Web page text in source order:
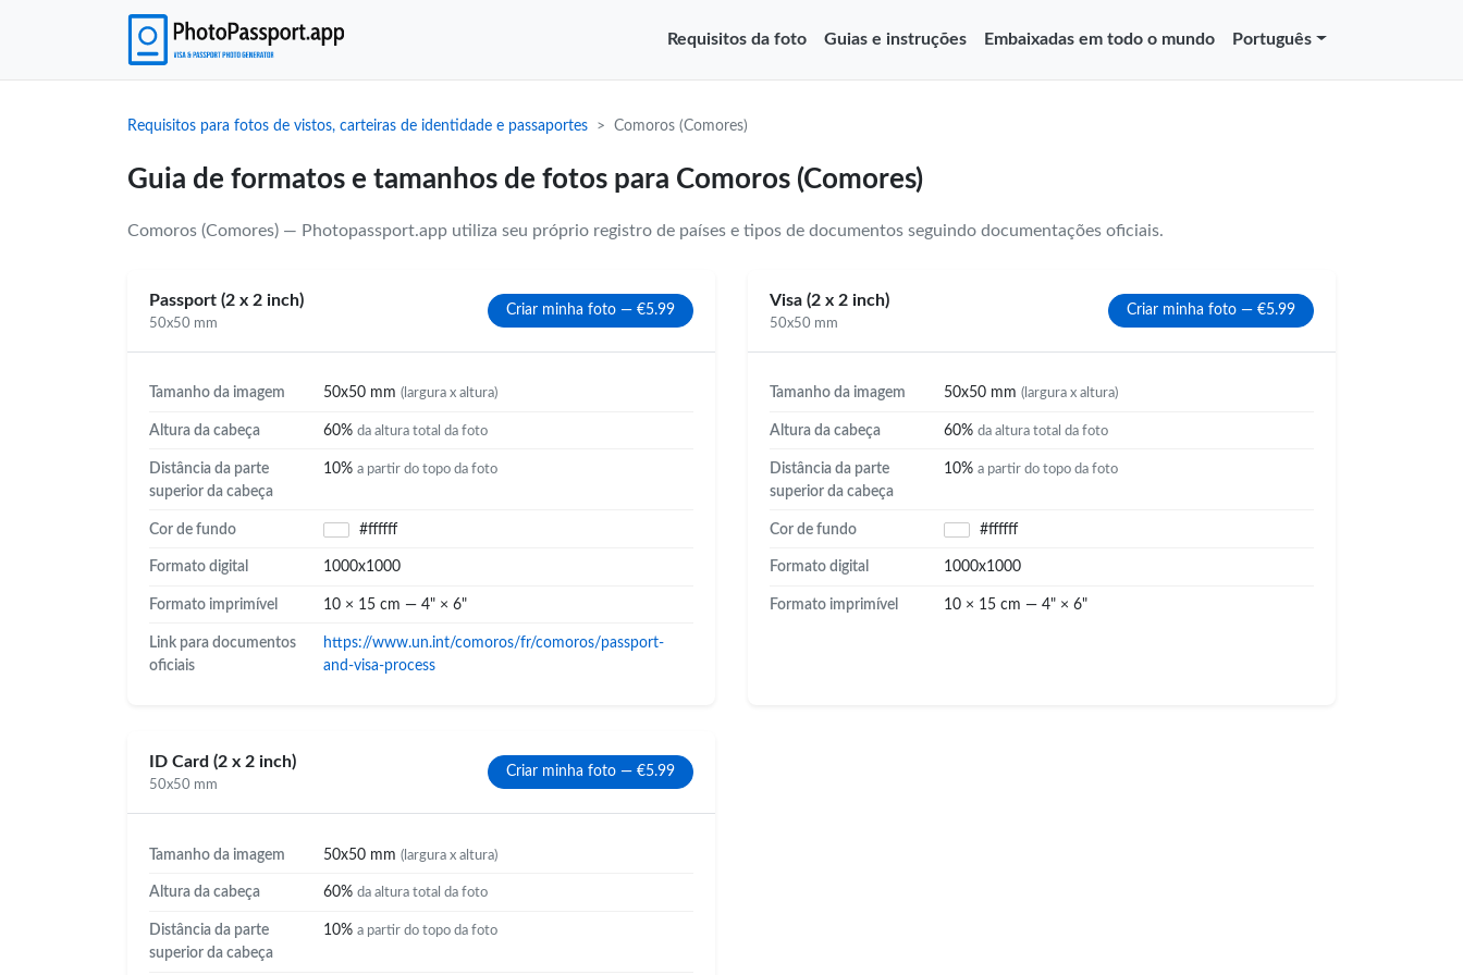
Requisitos da foto Guias e instruções Embaixadas em todo o mundo Português
Requisitos para fotos de vistos, carteiras de identidade e passaportes Comoros (Comores)
Guia de formatos e tamanhos de fotos para Comoros (Comores)
Comoros (Comores) — Photopassport.app utiliza seu próprio registro de países e tipos de documentos seguindo documentações oficiais.
Passport (2 x 2 inch)
50x50 mm
Criar minha foto — €5.99
Tamanho da imagem 50x50 mm (largura x altura)
Altura da cabeça 60% da altura total da foto
Distância da parte
superior da cabeça
10% a partir do topo da foto
Cor de fundo #ffffff
Formato digital 1000x1000
Formato imprimível 10 × 15 cm — 4" × 6"
Link para documentos
oficiais
https://www.un.int/comoros/fr/comoros/passport-
and-visa-process
Visa (2 x 2 inch)
50x50 mm
Criar minha foto — €5.99
Tamanho da imagem 50x50 mm (largura x altura)
Altura da cabeça 60% da altura total da foto
Distância da parte
superior da cabeça
10% a partir do topo da foto
Cor de fundo #ffffff
Formato digital 1000x1000
Formato imprimível 10 × 15 cm — 4" × 6"
ID Card (2 x 2 inch)
50x50 mm
Criar minha foto — €5.99
Tamanho da imagem 50x50 mm (largura x altura)
Altura da cabeça 60% da altura total da foto
Distância da parte
superior da cabeça
10% a partir do topo da foto